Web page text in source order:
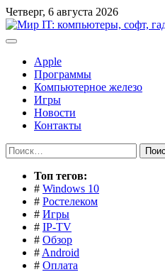
Перейти
к
содержимому
Четверг, 6 августа 2026
Apple
Программы
Компьютерное железо
Игры
Новости
Контакты
Найти:
Toп тегов:
# Windows 10
# Ростелеком
# Игры
# IP-TV
# Обзор
# Android
# Оплата